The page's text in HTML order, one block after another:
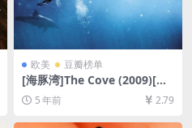
欧美 豆瓣榜单
[海豚湾]The Cove (2009)[百
度网盘+迅雷云盘资源1080P
超清未删减][MP4/5.8GB][中
英字幕]
5 年前 2.79